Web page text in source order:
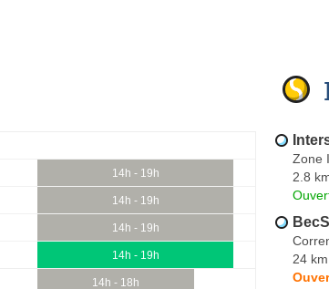
14h - 19h
14h - 19h
14h - 19h
14h - 19h
14h - 18h
Zone
2.8
24 km